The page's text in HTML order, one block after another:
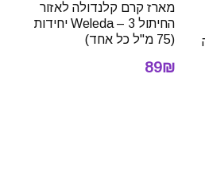
מארז קרם קלנדולה לאזור
החיתול Weleda – 3 יחידות
(75 מ"ל כל אחד)
89₪